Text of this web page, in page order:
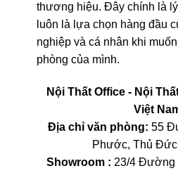
thương hiệu. Đây chính là
luôn là lựa chọn hàng đầu
nghiệp và cá nhân khi
phòng của mình.
Nội Thất Office - Nội
Việt
Địa chỉ văn phòng: 55
Phước, Thủ
Showroom : 23/4 Đường